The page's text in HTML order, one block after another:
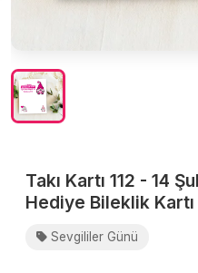
Takı Kartı 112 - 14
Hediye Bileklik Kartı
Sevgililer Günü